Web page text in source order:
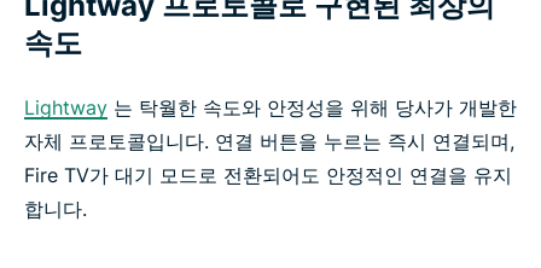
속도
Lightway 는 탁월한 속도와 안정성을 위해 당사가 개발한
자체 프로토콜입니다. 연결 버튼을 누르는 즉시 연결되며,
Fire TV가 대기 모드로 전환되어도 안정적인 연결을 유지
합니다.